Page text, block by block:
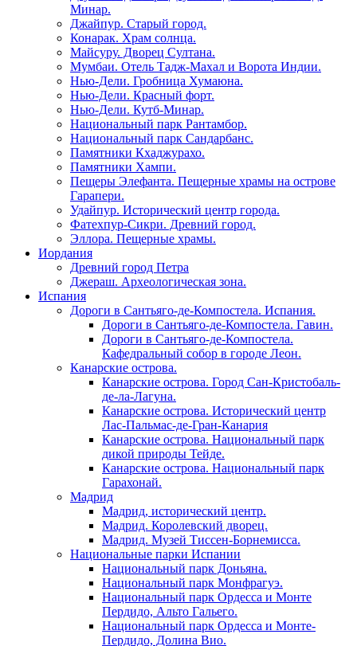
Минар.
Джайпур. Старый город.
Конарак. Храм солнца.
Майсуру. Дворец Султана.
Мумбаи. Отель Тадж-Махал и Ворота Индии.
Нью-Дели. Гробница Хумаюна.
Нью-Дели. Красный форт.
Нью-Дели. Кутб-Минар.
Национальный парк Рантамбор.
Национальный парк Сандарбанс.
Памятники Кхаджурахо.
Памятники Хампи.
Пещеры Элефанта. Пещерные храмы на острове
Гарапери.
Удайпур. Исторический центр города.
Фатехпур-Сикри. Древний город.
Эллора. Пещерные храмы.
Иордания
Древний город Петра
Джераш. Археологическая зона.
Испания
Дороги в Сантьяго-де-Компостела. Испания.
Дороги в Сантьяго-де-Компостела. Гавин.
Дороги в Сантьяго-де-Компостела.
Кафедральный собор в городе Леон.
Канарские острова.
Канарские острова. Город Сан-Кристобаль-
де-ла-Лагуна.
Канарские острова. Исторический центр
Лас-Пальмас-де-Гран-Канария
Канарские острова. Национальный парк
дикой природы Тейде.
Канарские острова. Национальный парк
Гарахонай.
Мадрид
Мадрид, исторический центр.
Мадрид. Королевский дворец.
Мадрид. Музей Тиссен-Борнемисса.
Национальные парки Испании
Национальный парк Доньяна.
Национальный парк Монфрагуэ.
Национальный парк Ордесса и Монте
Пердидо, Альто Гальего.
Национальный парк Ордесса и Монте-
Пердидо, Долина Вио.